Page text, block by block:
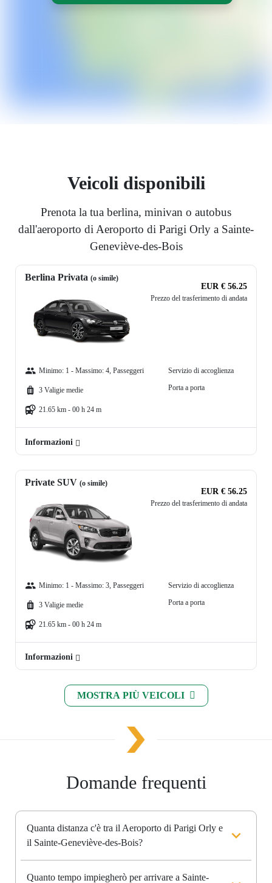
Veicoli disponibili
Prenota la tua berlina, minivan o autobus
dall'aeroporto di Aeroporto di Parigi Orly a Sainte-
Geneviève-des-Bois
Berlina Privata (o simile)
EUR € 56.25
Prezzo del trasferimento di andata
Minimo: 1 - Massimo: 4, Passeggeri
3 Valigie medie
21.65 km - 00 h 24 m
Servizio di accoglienza
Porta a porta
Informazioni
Private SUV (o simile)
EUR € 56.25
Prezzo del trasferimento di andata
Minimo: 1 - Massimo: 3, Passeggeri
3 Valigie medie
21.65 km - 00 h 24 m
Servizio di accoglienza
Porta a porta
Informazioni
MOSTRA PIÙ VEICOLI
Domande frequenti
Quanta distanza c'è tra il Aeroporto di Parigi Orly e
il Sainte-Geneviève-des-Bois?
Quanto tempo impiegherò per arrivare a Sainte-